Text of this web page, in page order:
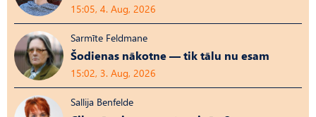
15:05, 4. Aug, 2026
Sarmīte Feldmane
Šodienas nākotne — tik tālu nu esam
15:02, 3. Aug, 2026
Sallija Benfelde